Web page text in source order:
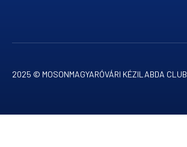
2025 © MOSONMAGYARÓVÁRI KÉZILABDA CLUB